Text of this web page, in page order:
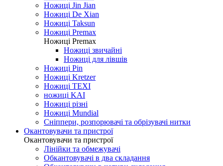
Ножиці Jin Jian
Ножиці De Xian
Ножиці Taksun
Ножиці Premax
Ножиці Premax
Ножиці звичайні
Ножиці для лівшів
Ножиці Pin
Ножиці Kretzer
Ножиці TEXI
ножиці KAI
Ножиці різні
Ножиці Mundial
Сніппери, розпорювачі та обрізувачі нитки
Окантовувачи та пристрої
Окантовувачи та пристрої
Лінійки та обмежувачі
Обкантовувачі в два складання